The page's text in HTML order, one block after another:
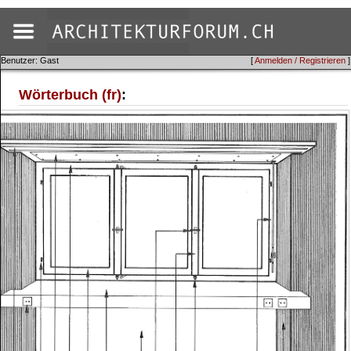
[Anmelden / Registrieren ]
Benutzer: Gast
Wörterbuch (fr):